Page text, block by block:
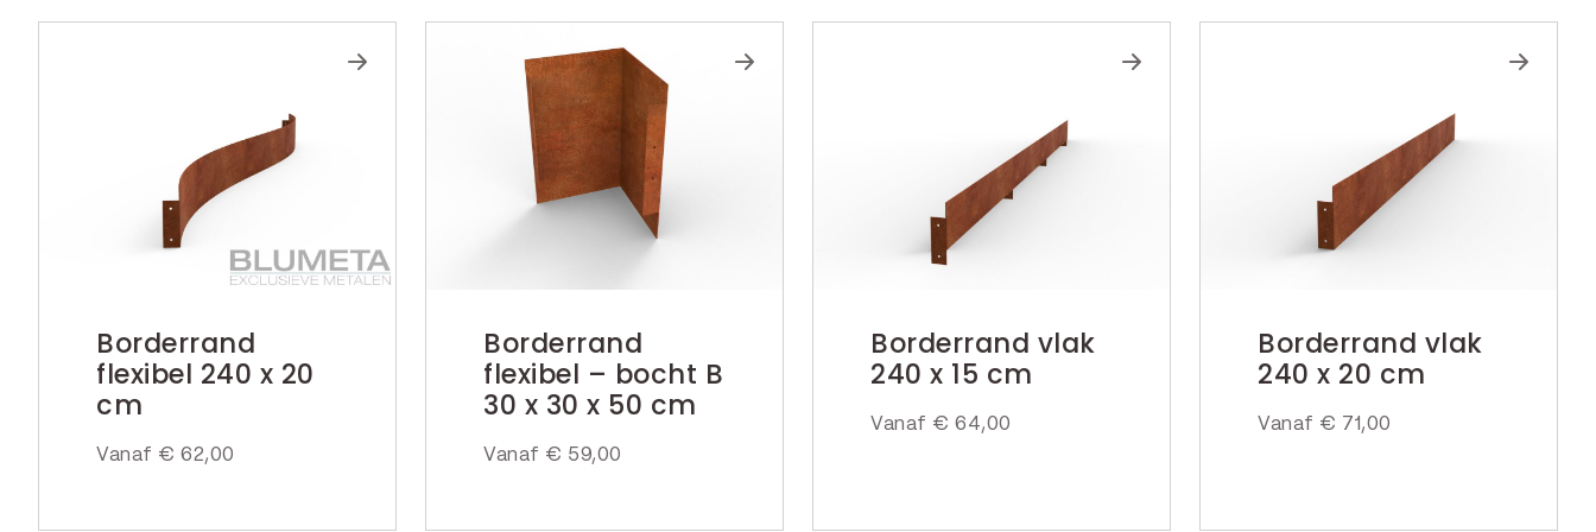
Borderrand
flexibel 240 x 20
cm
Vanaf € 62,00
Borderrand
flexibel – bocht B
30 x 30 x 50 cm
Vanaf € 59,00
Borderrand vlak
240 x 15 cm
Vanaf € 64,00
Borderrand vlak
240 x 20 cm
Vanaf € 71,00